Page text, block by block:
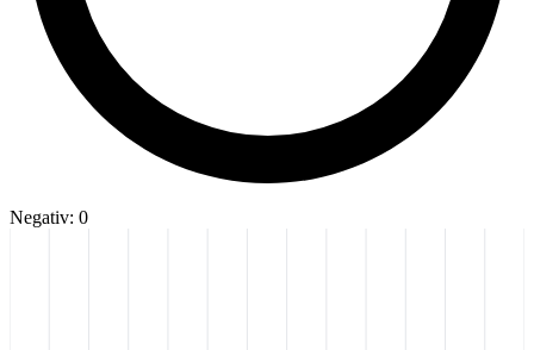
Negativ: 0